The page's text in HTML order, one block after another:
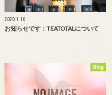
2020.1.16
お知らせです：TEATOTALについて
Blog